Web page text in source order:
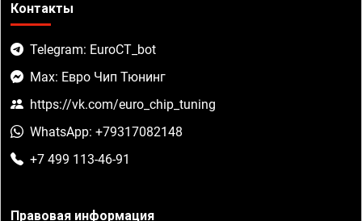
Контакты
Telegram: EuroCT_bot
Max: Евро Чип Тюнинг
https://vk.com/euro_chip_tuning
WhatsApp: +79317082148
+7 499 113-46-91
Правовая информация